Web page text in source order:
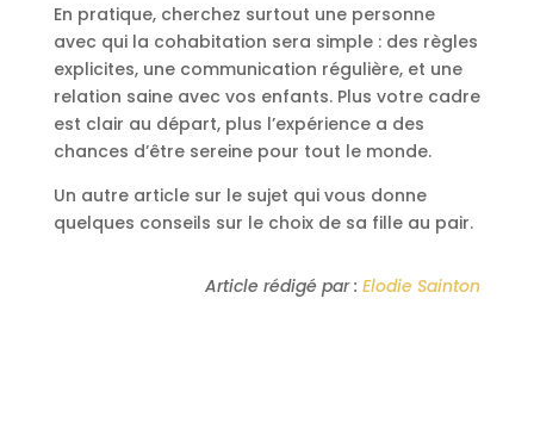
En pratique, cherchez surtout une personne
avec qui la cohabitation sera simple : des règles
explicites, une communication régulière, et une
relation saine avec vos enfants. Plus votre cadre
est clair au départ, plus l’expérience a des
chances d’être sereine pour tout le monde.
Un autre article sur le sujet qui vous donne
quelques conseils sur le choix de sa fille au pair.
Article rédigé par :Elodie Sainton